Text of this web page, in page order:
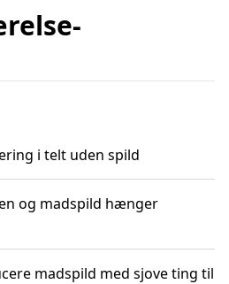
i telt uden spild
og madspild hænger
madspild med sjove ting til